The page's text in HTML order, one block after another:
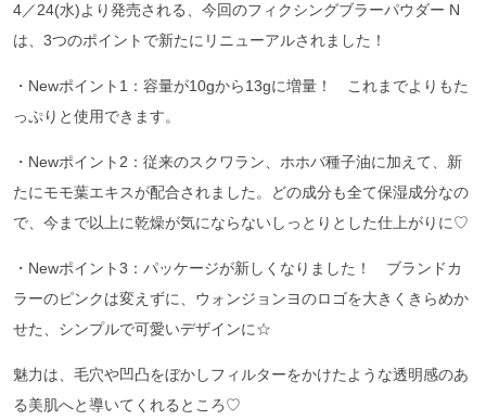
4／24(水)より発売される、今回のフィクシングブラーパウダー N
は、3つのポイントで新たにリニューアルされました！
・Newポイント1：容量が10gから13gに増量！ これまでよりもた
っぷりと使用できます。
・Newポイント2：従来のスクワラン、ホホバ種子油に加えて、新
たにモモ葉エキスが配合されました。どの成分も全て保湿成分なの
で、今まで以上に乾燥が気にならないしっとりとした仕上がりに♡
・Newポイント3：パッケージが新しくなりました！ ブランドカ
ラーのピンクは変えずに、ウォンジョンヨのロゴを大きくきらめか
せた、シンプルで可愛いデザインに☆
魅力は、毛穴や凹凸をぼかしフィルターをかけたような透明感のあ
る美肌へと導いてくれるところ♡